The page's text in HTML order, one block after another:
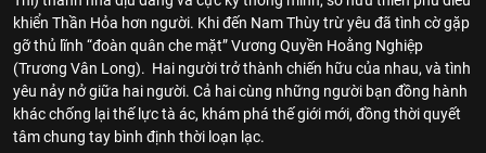
khiển Thần Hỏa hơn người. Khi đến Nam Thùy trừ yêu đã tình cờ gặp
gỡ thủ lĩnh “đoàn quân che mặt” Vương Quyền Hoằng Nghiệp
(Trương Vân Long). Hai người trở thành chiến hữu của nhau, và tình
yêu nảy nở giữa hai người. Cả hai cùng những người bạn đồng hành
khác chống lại thế lực tà ác, khám phá thế giới mới, đồng thời quyết
tâm chung tay bình định thời loạn lạc.